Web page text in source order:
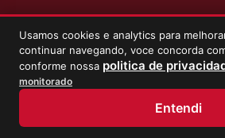
Usamos cookies e analytics para
continuar navegando, voce concorda
conforme nossa politica de
monitorado
Entendi